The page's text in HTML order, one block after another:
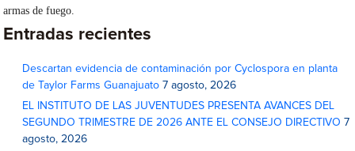
armas de fuego.
Entradas recientes
Descartan evidencia de contaminación por Cyclospora en planta
de Taylor Farms Guanajuato 7 agosto, 2026
EL INSTITUTO DE LAS JUVENTUDES PRESENTA AVANCES DEL
SEGUNDO TRIMESTRE DE 2026 ANTE EL CONSEJO DIRECTIVO 7
agosto, 2026